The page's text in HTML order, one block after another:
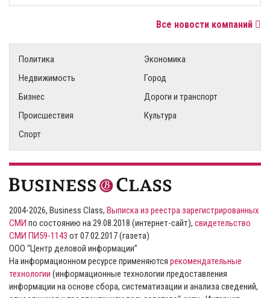
Все новости компаний
Политика
Экономика
Недвижимость
Город
Бизнес
Дороги и транспорт
Происшествия
Культура
Спорт
2004-2026, Business Class, Выписка из реестра зарегистрированных
СМИ по состоянию на 29.08.2018 (интернет-сайт), свидетельство
СМИ ПИ59-1143 от 07.02.2017 (газета)
ООО “Центр деловой информации”
На информационном ресурсе применяются рекомендательные
технологии (информационные технологии предоставления
информации на основе сбора, систематизации и анализа сведений,